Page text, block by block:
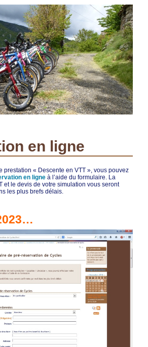
en ligne
prestation « Descente en VTT », vous pouvez
en ligne à l’aide du formulaire. La
et le devis de votre simulation vous seront
les plus brefs délais.